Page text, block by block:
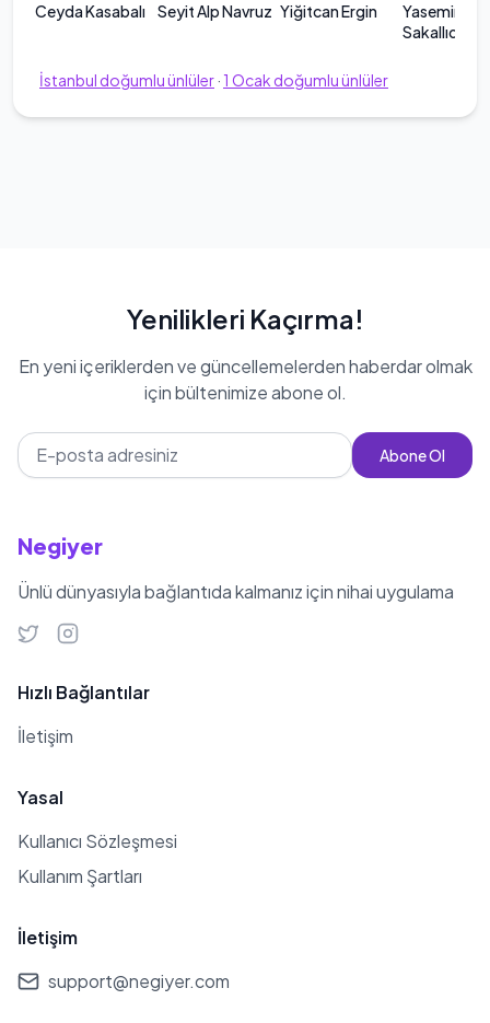
Ceyda Kasabalı Seyit Alp Navruz Yiğitcan Ergin
Yasemin
Sakallıoğlu
İstanbul doğumlu ünlüler· 1 Ocak doğumlu ünlüler
Yenilikleri Kaçırma!
En yeni içeriklerden ve güncellemelerden haberdar olmak
için bültenimize abone ol.
Abone Ol
Negiyer
Ünlü dünyasıyla bağlantıda kalmanız için nihai uygulama
Hızlı Bağlantılar
İletişim
Yasal
Kullanıcı Sözleşmesi
Kullanım Şartları
İletişim
support@negiyer.com